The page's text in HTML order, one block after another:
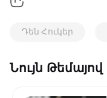
Դեն Հուկեր
Նույն Թեմայով